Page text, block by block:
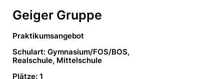
Geiger Gruppe
Praktikumsangebot
Schulart: Gymnasium/FOS/BOS,
Realschule, Mittelschule
Plätze: 1